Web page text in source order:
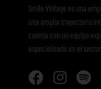
Smile Vintage es una
una amplia trayectoria
cuenta con un equipo
especializado en el sector